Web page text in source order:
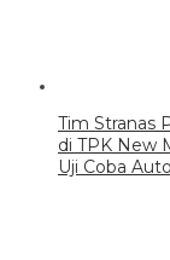
Tim Stranas
di TPK New
Uji Coba